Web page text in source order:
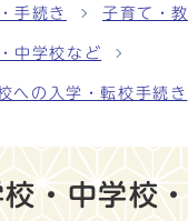
手続き 子育て・
中学校など
への入学・転校手続き
・中学校